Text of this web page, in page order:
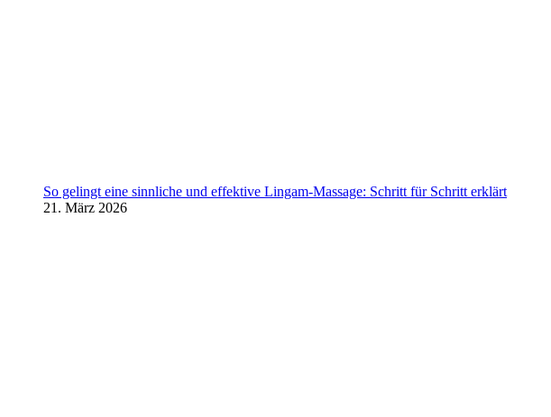
So gelingt eine sinnliche und effektive Lingam-Massage: Schritt für Schritt erklärt
21. März 2026